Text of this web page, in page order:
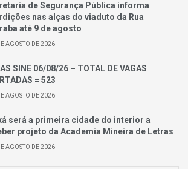
de Segurança Pública informa
nas alças do viaduto da Rua
até 9 de agosto
AGOSTO DE 2026
SINE 06/08/26 – TOTAL DE VAGAS
= 523
AGOSTO DE 2026
será a primeira cidade do interior a
projeto da Academia Mineira de Letras
AGOSTO DE 2026